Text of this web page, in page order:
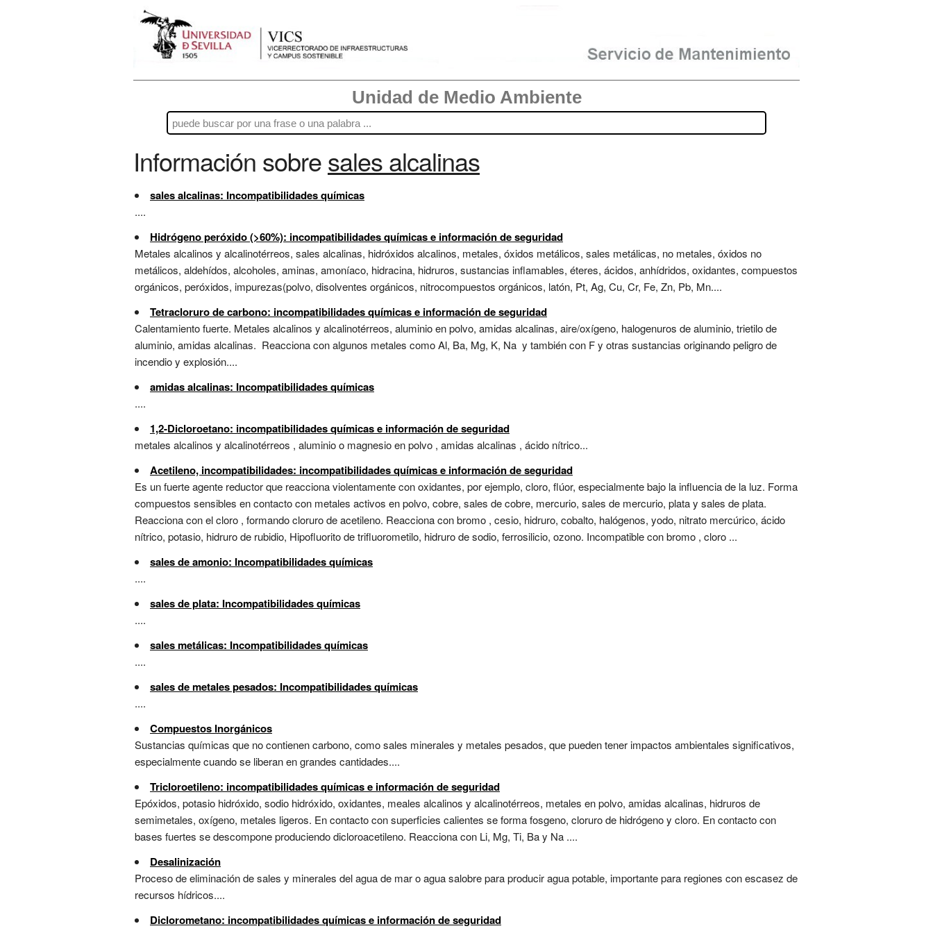
Unidad de Medio Ambiente
Información sobresales alcalinas
sales alcalinas: Incompatibilidades químicas
....
Hidrógeno peróxido (>60%): incompatibilidades químicas e información de seguridad
Metales alcalinos y alcalinotérreos, sales alcalinas, hidróxidos alcalinos, metales, óxidos metálicos, sales metálicas, no metales, óxidos no
metálicos, aldehídos, alcoholes, aminas, amoníaco, hidracina, hidruros, sustancias inflamables, éteres, ácidos, anhídridos, oxidantes, compuestos
orgánicos, peróxidos, impurezas(polvo, disolventes orgánicos, nitrocompuestos orgánicos, latón, Pt, Ag, Cu, Cr, Fe, Zn, Pb, Mn....
Tetracloruro de carbono: incompatibilidades químicas e información de seguridad
Calentamiento fuerte. Metales alcalinos y alcalinotérreos, aluminio en polvo, amidas alcalinas, aire/oxígeno, halogenuros de aluminio, trietilo de
aluminio, amidas alcalinas. Reacciona con algunos metales como Al, Ba, Mg, K, Na y también con F y otras sustancias originando peligro de
incendio y explosión....
amidas alcalinas: Incompatibilidades químicas
....
1,2-Dicloroetano: incompatibilidades químicas e información de seguridad
metales alcalinos y alcalinotérreos , aluminio o magnesio en polvo , amidas alcalinas , ácido nítrico...
Acetileno, incompatibilidades: incompatibilidades químicas e información de seguridad
Es un fuerte agente reductor que reacciona violentamente con oxidantes, por ejemplo, cloro, flúor, especialmente bajo la influencia de la luz. Forma
compuestos sensibles en contacto con metales activos en polvo, cobre, sales de cobre, mercurio, sales de mercurio, plata y sales de plata.
Reacciona con el cloro , formando cloruro de acetileno. Reacciona con bromo , cesio, hidruro, cobalto, halógenos, yodo, nitrato mercúrico, ácido
nítrico, potasio, hidruro de rubidio, Hipofluorito de trifluorometilo, hidruro de sodio, ferrosilicio, ozono. Incompatible con bromo , cloro ...
sales de amonio: Incompatibilidades químicas
....
sales de plata: Incompatibilidades químicas
....
sales metálicas: Incompatibilidades químicas
....
sales de metales pesados: Incompatibilidades químicas
....
Compuestos Inorgánicos
Sustancias químicas que no contienen carbono, como sales minerales y metales pesados, que pueden tener impactos ambientales significativos,
especialmente cuando se liberan en grandes cantidades....
Tricloroetileno: incompatibilidades químicas e información de seguridad
Epóxidos, potasio hidróxido, sodio hidróxido, oxidantes, meales alcalinos y alcalinotérreos, metales en polvo, amidas alcalinas, hidruros de
semimetales, oxígeno, metales ligeros. En contacto con superficies calientes se forma fosgeno, cloruro de hidrógeno y cloro. En contacto con
bases fuertes se descompone produciendo dicloroacetileno. Reacciona con Li, Mg, Ti, Ba y Na ....
Desalinización
Proceso de eliminación de sales y minerales del agua de mar o agua salobre para producir agua potable, importante para regiones con escasez de
recursos hídricos....
Diclorometano: incompatibilidades químicas e información de seguridad